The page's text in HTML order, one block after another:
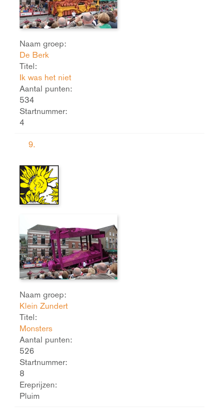
Naam groep:
De Berk
Titel:
Ik was het niet
Aantal punten:
534
Startnummer:
4
9.
Naam groep:
Klein Zundert
Titel:
Monsters
Aantal punten:
526
Startnummer:
8
Ereprijzen:
Pluim